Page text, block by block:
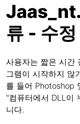
류 - 수정
사용자는 짧은 시간
그램이 시작하지 않
를 들어 Photoshop
"컴퓨터에서 DLL이
니다.